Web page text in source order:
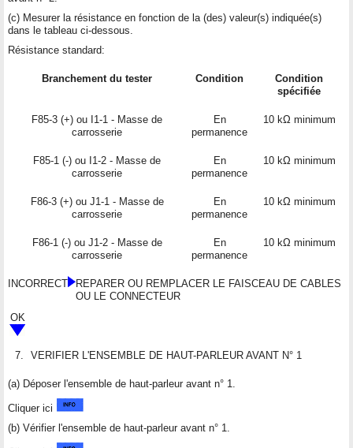
(c) Mesurer la résistance en fonction de la (des) valeur(s) indiquée(s)
dans le tableau ci-dessous.
Résistance standard:
Branchement du tester Condition
Condition
spécifiée
F85-3 (+) ou I1-1 - Masse de
carrosserie
En
permanence
10 kΩ minimum
F85-1 (-) ou I1-2 - Masse de
carrosserie
En
permanence
10 kΩ minimum
F86-3 (+) ou J1-1 - Masse de
carrosserie
En
permanence
10 kΩ minimum
F86-1 (-) ou J1-2 - Masse de
carrosserie
En
permanence
10 kΩ minimum
INCORRECT
REPARER OU REMPLACER LE FAISCEAU DE CABLES
OU LE CONNECTEUR
OK
7. VERIFIER L'ENSEMBLE DE HAUT-PARLEUR AVANT N° 1
(a) Déposer l'ensemble de haut-parleur avant n° 1.
Cliquer ici
(b) Vérifier l'ensemble de haut-parleur avant n° 1.